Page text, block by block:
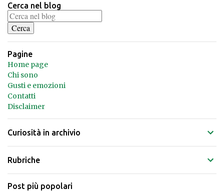
Cerca nel blog
Pagine
Home page
Chi sono
Gusti e emozioni
Contatti
Disclaimer
Curiosità in archivio
Rubriche
Post più popolari